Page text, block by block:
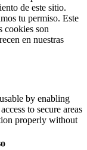
de este sitio.
tu permiso. Este
cookies son
en nuestras
by enabling
to secure areas
properly without